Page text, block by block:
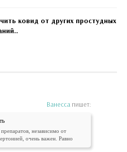
ковид от других простудных
Ванесса пишет:
независимо от
очень важен. Равно